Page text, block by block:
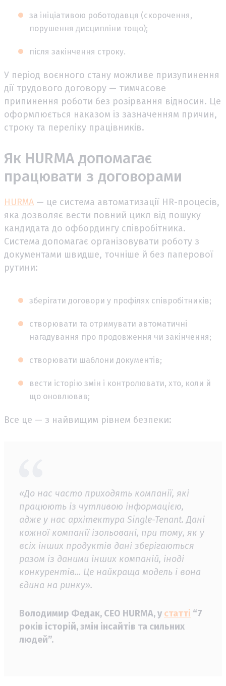
за ініціативою роботодавця (скорочення,
порушення дисципліни тощо);
після закінчення строку.
У період воєнного стану можливе призупинення
дії трудового договору — тимчасове
припинення роботи без розірвання відносин. Це
оформлюється наказом із зазначенням причин,
строку та переліку працівників.
Як HURMA допомагає
працювати з договорами
HURMA — це система автоматизації HR-процесів,
яка дозволяє вести повний цикл від пошуку
кандидата до офбордингу співробітника.
Система допомагає організовувати роботу з
документами швидше, точніше й без паперової
рутини:
зберігати договори у профілях співробітників;
створювати та отримувати автоматичні
нагадування про продовження чи закінчення;
створювати шаблони документів;
вести історію змін і контролювати, хто, коли й
що оновлював;
Все це — з найвищим рівнем безпеки:
«До нас часто приходять компанії, які
працюють із чутливою інформацією,
адже у нас архітектура Single-Tenant. Дані
кожної компанії ізольовані, при тому, як у
всіх інших продуктів дані зберігаються
разом із даними інших компаній, іноді
конкурентів... Це найкраща модель і вона
єдина на ринку».
Володимир Федак, СЕО HURMA, у статті “7
років історій, змін інсайтів та сильних
людей”.